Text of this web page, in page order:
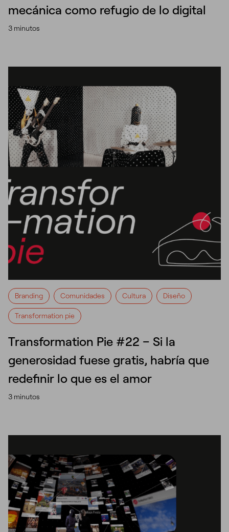
mecánica como refugio de lo digital
3 minutos
Branding Comunidades Cultura Diseño
Transformation pie
Transformation Pie #22 – Si la
generosidad fuese gratis, habría que
redefinir lo que es el amor
3 minutos